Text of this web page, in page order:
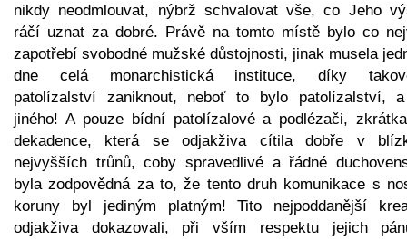
nikdy neodmlouvat, nýbrž schvalovat vše, co Jeho
ráčí uznat za dobré. Právě na tomto místě bylo co
zapotřebí svobodné mužské důstojnosti, jinak musela
dne celá monarchistická instituce, díky
patolízalství zaniknout, neboť to bylo patolízalství,
jiného! A pouze bídní patolízalové a podlézači,
dekadence, která se odjakživa cítila dobře v
nejvyšších trůnů, coby spravedlivé a řádné
byla zodpovědná za to, že tento druh komunikace s
koruny byl jediným platným! Tito nejpoddanější
odjakživa dokazovali, při vším respektu jejich